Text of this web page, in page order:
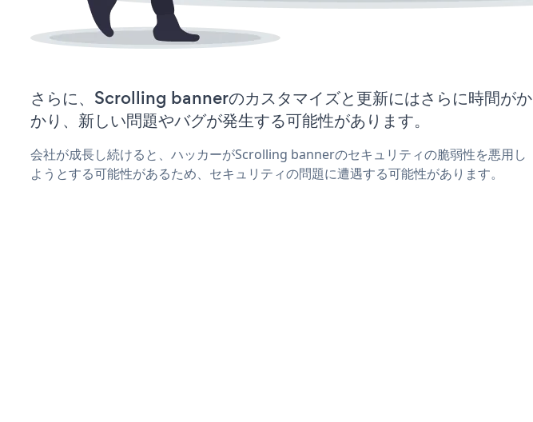
さらに、Scrolling bannerのカスタマイズと更新にはさらに時間がか
かり、新しい問題やバグが発生する可能性があります。
会社が成長し続けると、ハッカーがScrolling bannerのセキュリティの脆弱性を悪用し
ようとする可能性があるため、セキュリティの問題に遭遇する可能性があります。